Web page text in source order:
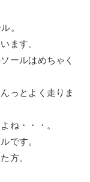
。
ます。
ールはめちゃく
っとよく走りま
ね・・・。
です。
方。